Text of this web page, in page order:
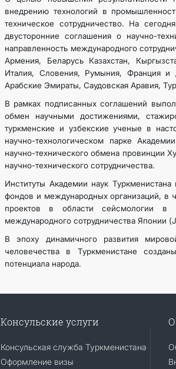
внедрению технологий в
техническое сотрудничество. На
двусторонние соглашения о научно-
направленность международного
Армения, Беларусь Казахстан,
Италия, Словения, Румыния, Франция
Арабские Эмираты, Саудовская Аравия,
В рамках подписанных соглашений
обмен научными достижениями,
туркменские и узбекские ученые в
научно-технологическом парке
научно-технического обмена провинции
научно-технического сотрудничества.
Институты Академии наук
фондов и международных организаций, в
проектов в области сейсмологии
международного сотрудничества Японии
В эпоху динамичного развития
человечества в Туркменистане
потенциала народа.
Консульские услуги
Консульская служба Туркменистана
Оформление визы